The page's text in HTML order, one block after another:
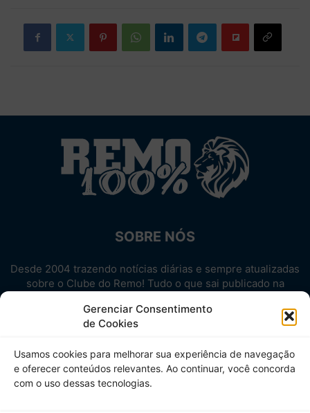
Gerenciar Consentimento
de Cookies
Usamos cookies para melhorar sua experiência de navegação
e oferecer conteúdos relevantes. Ao continuar, você concorda
com o uso dessas tecnologias.
SOBRE NÓS
Desde 2004 trazendo notícias diárias e sempre atualizadas
sobre o Clube do Remo! Tudo o que sai publicado na
Aproveite! Site não-oficial.
SIGA-NOS